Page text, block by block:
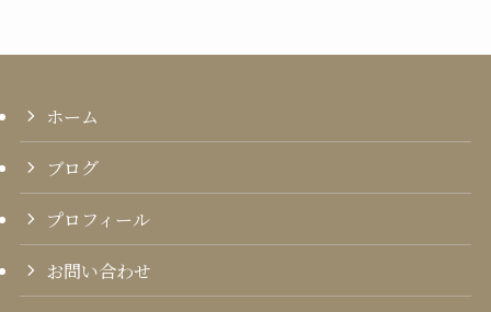
ホーム
ブログ
プロフィール
お問い合わせ